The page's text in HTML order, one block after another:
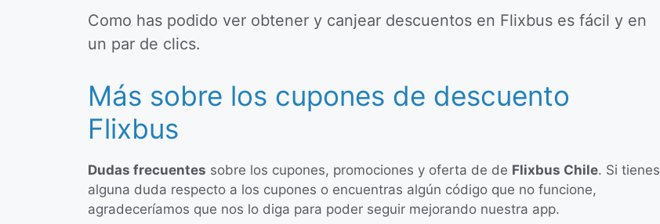
Como has podido ver obtener y canjear descuentos en Flixbus es fácil y en
un par de clics.
Más sobre los cupones de descuento
Flixbus
Dudas frecuentes sobre los cupones, promociones y oferta de de Flixbus Chile. Si tienes
alguna duda respecto a los cupones o encuentras algún código que no funcione,
agradeceríamos que nos lo diga para poder seguir mejorando nuestra app.